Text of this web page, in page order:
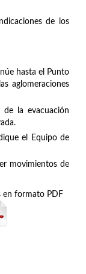
de los
hasta el Punto
aglomeraciones
de la evacuación
el Equipo de
movimientos de
en formato PDF